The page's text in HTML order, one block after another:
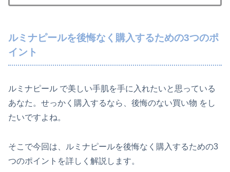
ルミナピールを後悔なく購入するための3つのポ
イント
ルミナピール で美しい手肌を手に入れたいと思っている
あなた。せっかく購入するなら、後悔のない買い物 をし
たいですよね。
そこで今回は、ルミナピールを後悔なく購入するための3
つのポイントを詳しく解説します。